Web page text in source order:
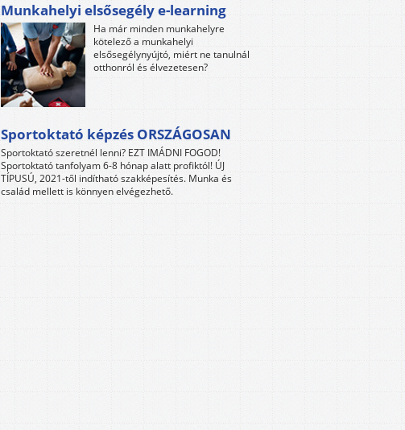
Munkahelyi elsősegély e-learning
Ha már minden munkahelyre
kötelező a munkahelyi
elsősegélynyújtó, miért ne tanulnál
otthonról és élvezetesen?
Sportoktató képzés ORSZÁGOSAN
Sportoktató szeretnél lenni? EZT IMÁDNI FOGOD!
Sportoktató tanfolyam 6-8 hónap alatt profiktól! ÚJ
TÍPUSÚ, 2021-től indítható szakképesítés. Munka és
család mellett is könnyen elvégezhető.